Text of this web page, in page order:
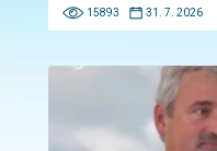
15893 31. 7. 2026